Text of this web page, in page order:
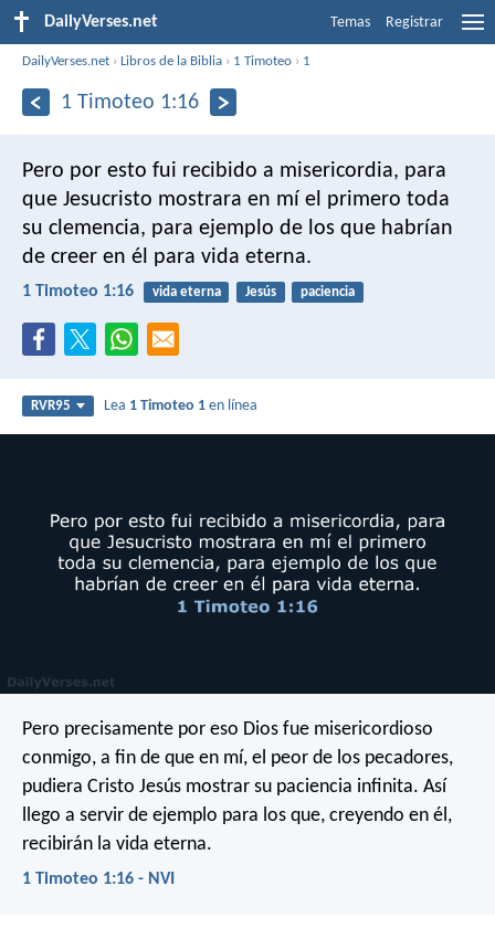
DailyVerses.net Temas Registrar
DailyVerses.net ›Libros de la Biblia › 1 Timoteo › 1
1 Timoteo 1:16
Pero por esto fui recibido a misericordia, para
que Jesucristo mostrara en mí el primero toda
su clemencia, para ejemplo de los que habrían
de creer en él para vida eterna.
1 Timoteo 1:16 vida eterna Jesús paciencia
RVR95 Lea 1 Timoteo 1 en línea
Pero precisamente por eso Dios fue misericordioso
conmigo, a fin de que en mí, el peor de los pecadores,
pudiera Cristo Jesús mostrar su paciencia infinita. Así
llego a servir de ejemplo para los que, creyendo en él,
recibirán la vida eterna.
1 Timoteo 1:16 - NVI